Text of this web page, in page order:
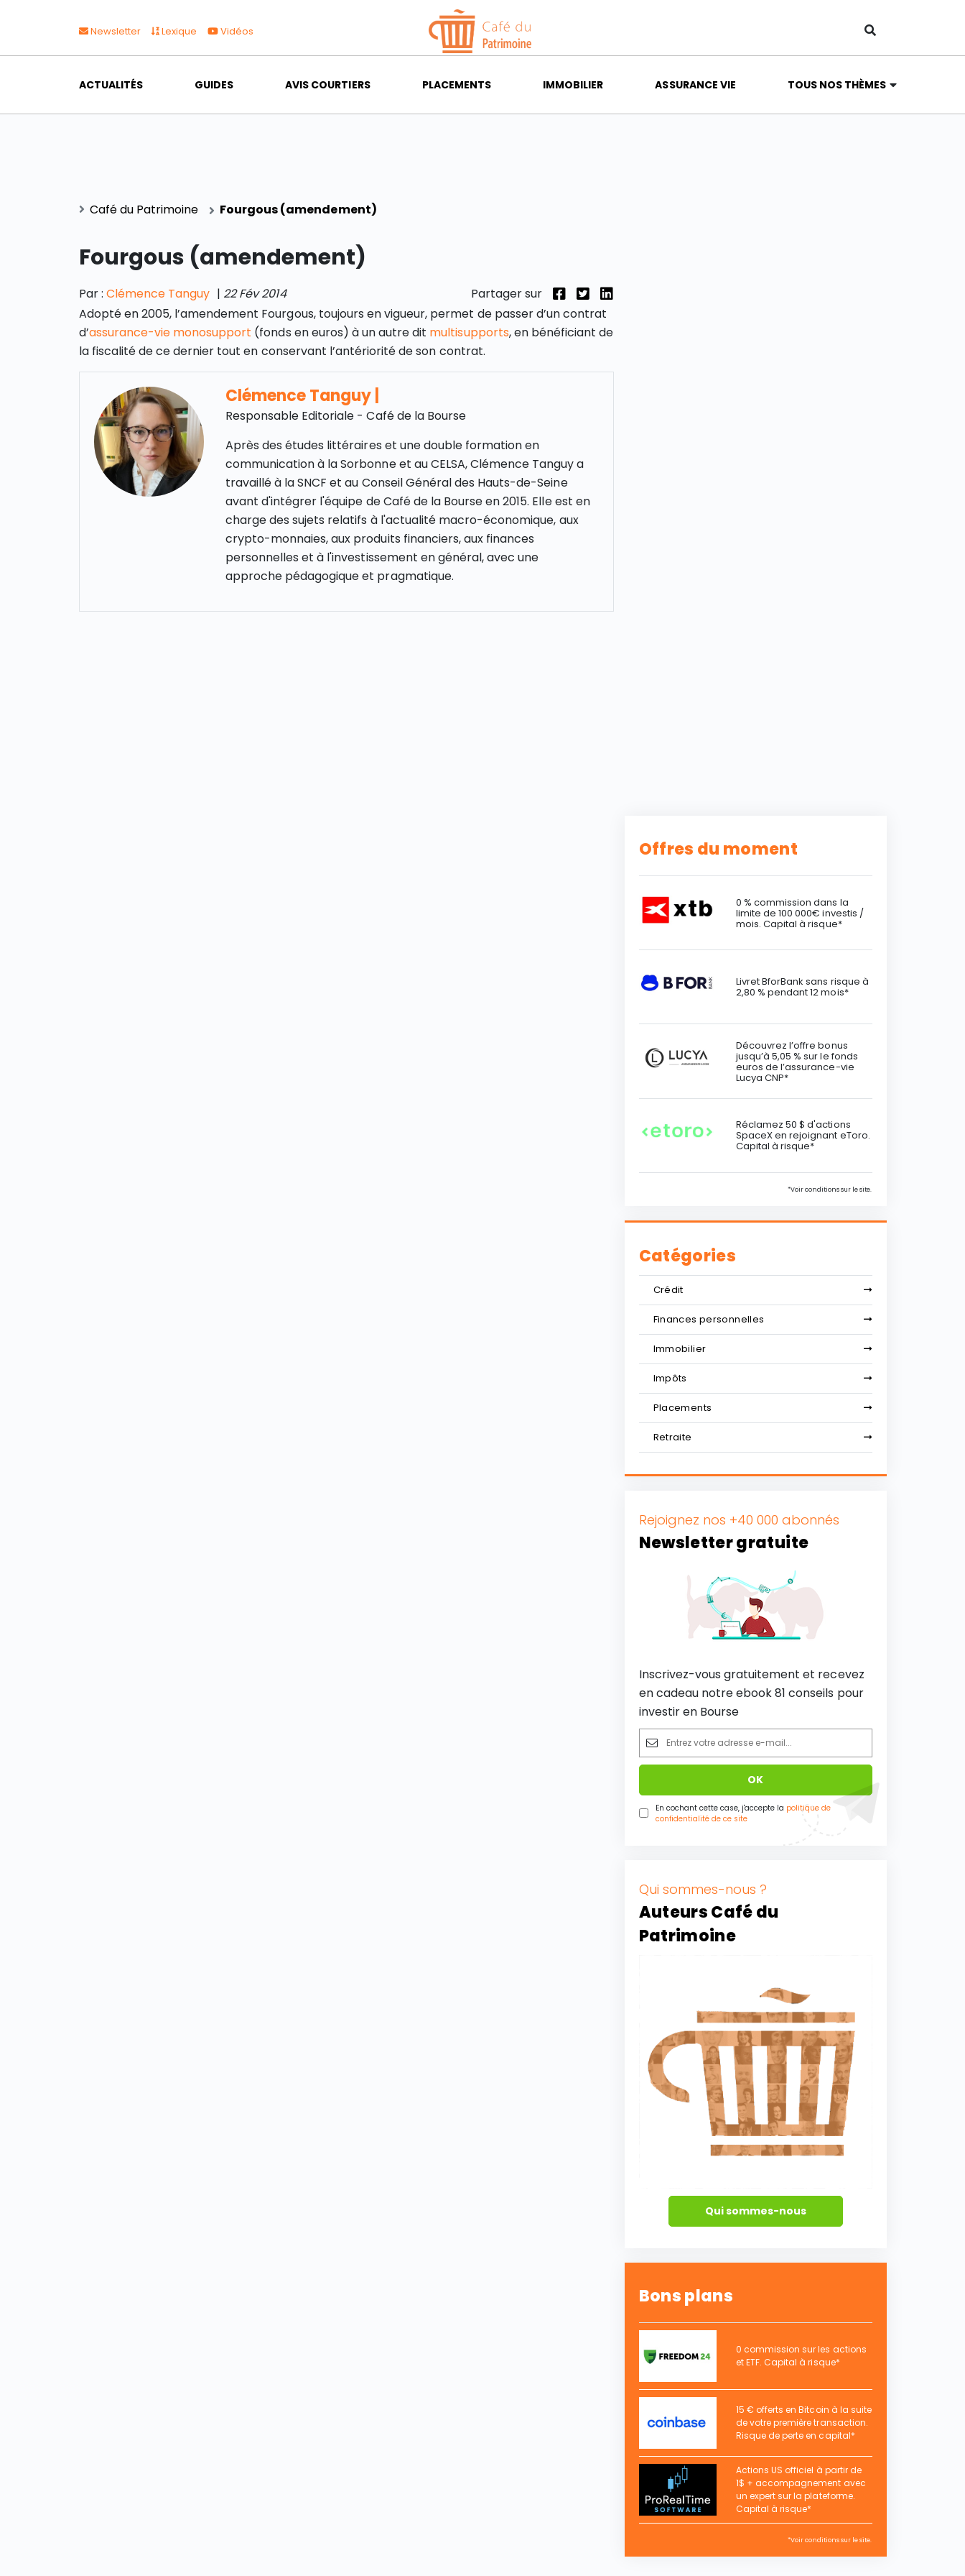
Newsletter Lexique Vidéos
ACTUALITÉS GUIDES AVIS COURTIERS PLACEMENTS IMMOBILIER ASSURANCE VIE TOUS NOS THÈMES
Café du Patrimoine Fourgous (amendement)
Fourgous (amendement)
Par : Clémence Tanguy | 22 Fév 2014
Partager sur
Adopté en 2005, l’amendement Fourgous, toujours en vigueur, permet de passer d’un contrat
d’assurance-vie monosupport (fonds en euros) à un autre dit multisupports, en bénéficiant de
la fiscalité de ce dernier tout en conservant l’antériorité de son contrat.
Clémence Tanguy
Responsable Editoriale - Café de la Bourse
Après des études littéraires et une double formation en
communication à la Sorbonne et au CELSA, Clémence Tanguy a
travaillé à la SNCF et au Conseil Général des Hauts-de-Seine
avant d'intégrer l'équipe de Café de la Bourse en 2015. Elle est en
charge des sujets relatifs à l'actualité macro-économique, aux
crypto-monnaies, aux produits financiers, aux finances
personnelles et à l'investissement en général, avec une
approche pédagogique et pragmatique.
Offres du moment
0 % commission dans la
limite de 100 000€ investis /
mois. Capital à risque*
Livret BforBank sans risque à
2,80 % pendant 12 mois*
Découvrez l’offre bonus
jusqu’à 5,05 % sur le fonds
euros de l’assurance-vie
Lucya CNP*
Réclamez 50 $ d'actions
SpaceX en rejoignant eToro.
Capital à risque*
*Voir conditions sur le site.
Catégories
Crédit
Finances personnelles
Immobilier
Impôts
Placements
Retraite
Rejoignez nos +40 000 abonnés
Newsletter gratuite
Inscrivez-vous gratuitement et recevez
en cadeau notre ebook 81 conseils pour
investir en Bourse
En cochant cette case, j'accepte la politique de
confidentialité de ce site
Qui sommes-nous ?
Auteurs Café du
Patrimoine
Qui sommes-nous
Bons plans
0 commission sur les actions
et ETF. Capital à risque*
15 € offerts en Bitcoin à la suite
de votre première transaction.
Risque de perte en capital*
Actions US officiel à partir de
1$ + accompagnement avec
un expert sur la plateforme.
Capital à risque*
*Voir conditions sur le site.